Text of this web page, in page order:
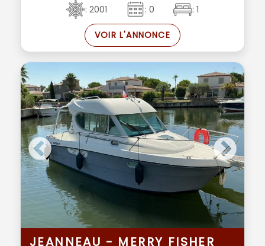
: 2001
: 0 : 1
VOIR L'ANNONCE
JEANNEAU - MERRY FISHER